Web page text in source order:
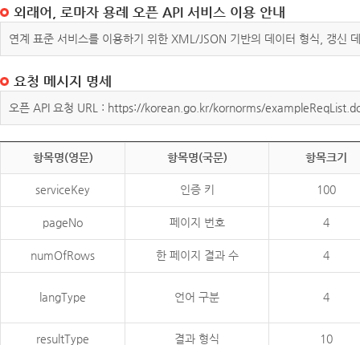
외래어, 로마자 용례 오픈 API 서비스 이용 안내
연계 표준 서비스를 이용하기 위한 XML/JSON 기반의 데이터 형식, 갱신
요청 메시지 명세
오픈 API 요청 URL : https://korean.go.kr/kornorms/
항목명(영문) 항목명(국문) 항목크기
serviceKey 인증 키 100
pageNo 페이지 번호 4
numOfRows 한 페이지 결과 수 4
langType 언어 구분 4
resultType 결과 형식 10